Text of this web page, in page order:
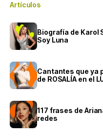
Artículos
Biografía de Karol
Soy Luna
Cantantes que ya
de ROSALÍA en el
117 frases de
redes